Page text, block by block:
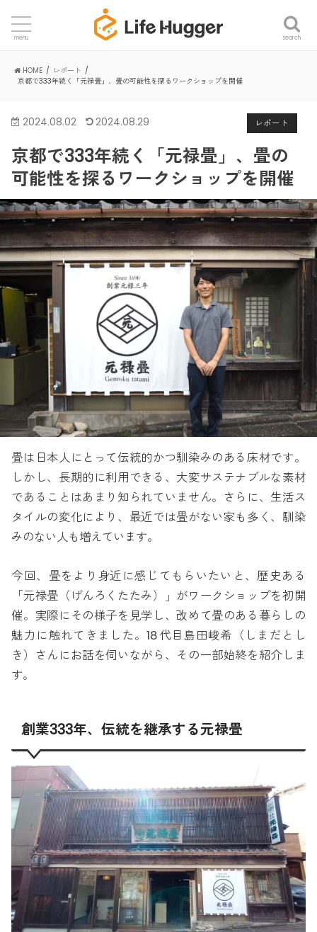
search
menu
HOME
レポート
京都で333年続く「元禄畳」、畳の可能性を探るワークショップを開催
レポート
2024.08.02 2024.08.29
京都で333年続く「元禄畳」、畳の
可能性を探るワークショップを開催
畳は日本人にとって伝統的かつ馴染みのある床材です。
しかし、長期的に利用できる、大変サステナブルな素材
であることはあまり知られていません。さらに、生活ス
タイルの変化により、最近では畳がない家も多く、馴染
みのない人も増えています。
今回、畳をより身近に感じてもらいたいと、歴史ある
「元禄畳（げんろくたたみ）」がワークショップを初開
催。実際にその様子を見学し、改めて畳のある暮らしの
魅力に触れてきました。18代目島田峻希（しまだとし
き）さんにお話を伺いながら、その一部始終を紹介しま
す。
創業333年、伝統を継承する元禄畳